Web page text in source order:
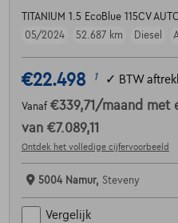
TITANIUM 1.5 EcoBlue 115CV
05/2024
52.687 km Diesel
€22.498 1 ✓ BTW
Vanaf €339,71 /maand met
van €7.089,11
Ontdek het volledige cijfervoorbeeld
5004 Namur, Steveny
Vergelijk